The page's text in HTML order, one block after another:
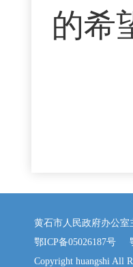
的希
黄石市人民政府办公
鄂ICP备05026187号
Copyright huangshi All